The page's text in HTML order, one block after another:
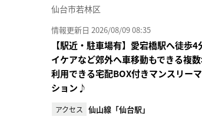
仙台市若林区
情報更新日 2026/08/09 08:35
【駅近・駐車場有】愛宕橋駅へ徒歩
イケアなど郊外へ車移動もできる複
利用できる宅配BOX付きマンスリー
ション♪
アクセス 仙山線「仙台駅」